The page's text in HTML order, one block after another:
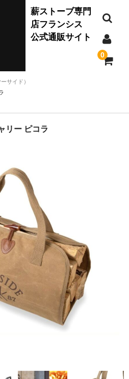
薪ストーブ専門
店フランシス
公式通販サイト
0
ストーブ
ヨツール)
トキャスティングス
ドラファイア
STOVAX
ライス
ターマーティン
サイド）
リー ピコラ